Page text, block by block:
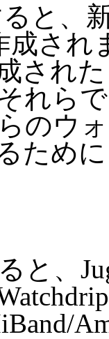
と、
成さ
され
れら
のウ
ため
と、